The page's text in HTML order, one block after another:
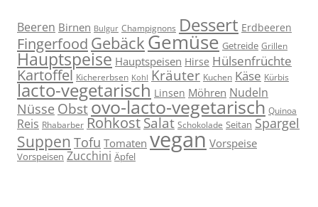
Beeren Birnen Bulgur Champignons Dessert Erdbeeren
Fingerfood Gebäck Gemüse Getreide Grillen
Hauptspeise Hauptspeisen Hirse Hülsenfrüchte
Kartoffel Kichererbsen Kohl Kräuter Kuchen Käse Kürbis
lacto-vegetarisch Linsen Möhren Nudeln
Nüsse Obstovo-lacto-vegetarisch Quinoa
Reis Rhabarber RohkostSalat Schokolade Seitan Spargel
Suppen Tofu Tomaten vegan Vorspeise
Vorspeisen Zucchini Äpfel